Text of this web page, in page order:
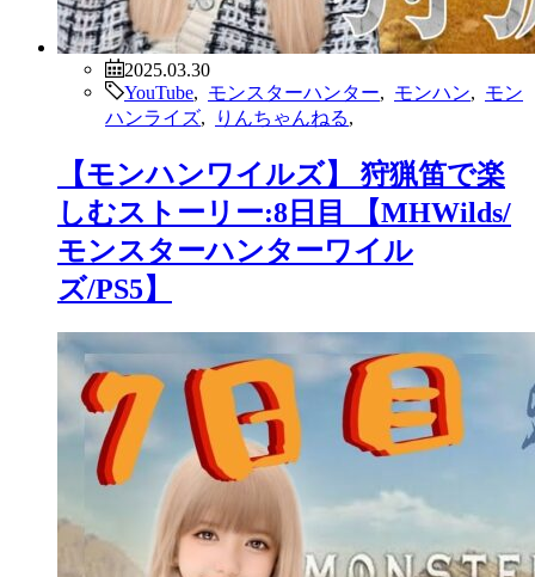
2025.03.30
YouTube
モンスターハンター モンハン
モン
ハンライズ
りんちゃんねる
【モンハンワイルズ】 狩猟笛で楽
しむストーリー:8日目 【MHWilds/
モンスターハンターワイル
ズ/PS5】